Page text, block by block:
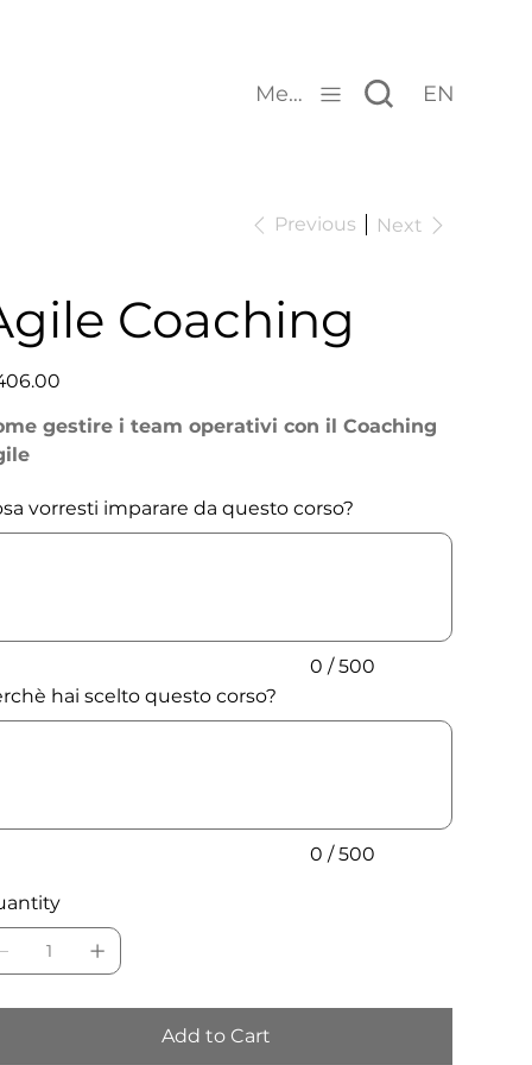
Menu EN
Previous Next
Coaching
gestire i team operativi con il Coaching
vorresti imparare da questo corso?
0 / 500
hai scelto questo corso?
0 / 500
Add to Cart